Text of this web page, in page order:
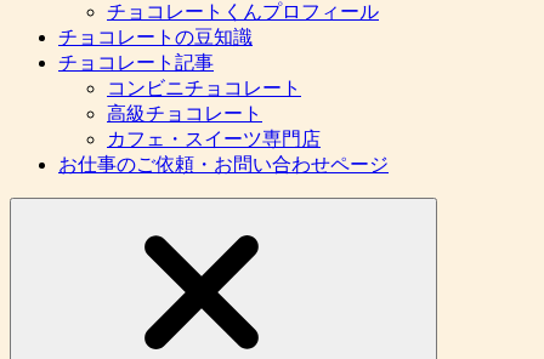
チョコレートくんプロフィール
チョコレートの豆知識
チョコレート記事
コンビニチョコレート
高級チョコレート
カフェ・スイーツ専門店
お仕事のご依頼・お問い合わせページ